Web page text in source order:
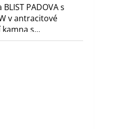
PADOVA s
v antracitové
s...